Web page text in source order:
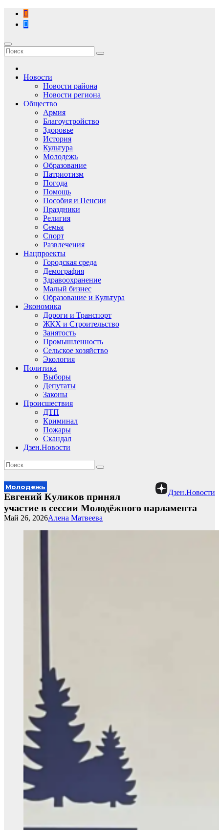
Перейти
содержимому
Новости
Новости района
Новости региона
Общество
Армия
Благоустройство
Здоровье
История
Культура
Молодежь
Образование
Патриотизм
Погода
Помощь
Пособия и Пенсии
Праздники
Религия
Семья
Спорт
Развлечения
Нацпроекты
Городская среда
Демография
Здравоохранение
Малый бизнес
Образование и Культура
Экономика
Дороги и Транспорт
ЖКХ и Строительство
Занятость
Промышленность
Сельское хозяйство
Экология
Политика
Выборы
Депутаты
Законы
Происшествия
ДТП
Криминал
Пожары
Скандал
Дзен.Новости
Дзен.Новости
Молодежь
Евгений Куликов принял
участие в сессии Молодёжного парламента
Алена Матвеева
Май 26, 2026